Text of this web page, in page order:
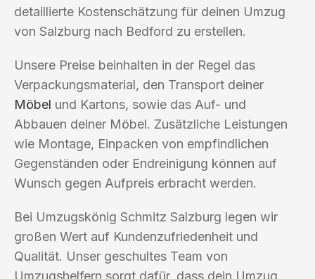
detaillierte Kostenschätzung für deinen Umzug
von Salzburg nach Bedford zu erstellen.
Unsere Preise beinhalten in der Regel das
Verpackungsmaterial, den Transport deiner
Möbel und Kartons, sowie das Auf- und
Abbauen deiner Möbel. Zusätzliche Leistungen
wie Montage, Einpacken von empfindlichen
Gegenständen oder Endreinigung können auf
Wunsch gegen Aufpreis erbracht werden.
Bei Umzugskönig Schmitz Salzburg legen wir
großen Wert auf Kundenzufriedenheit und
Qualität. Unser geschultes Team von
Umzugshelfern sorgt dafür, dass dein Umzug